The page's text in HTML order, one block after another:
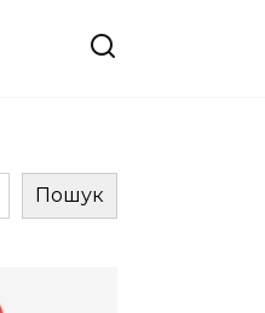
Пошук